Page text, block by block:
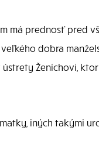
má prednosť pred
dobra
Ženíchovi,
iných takými